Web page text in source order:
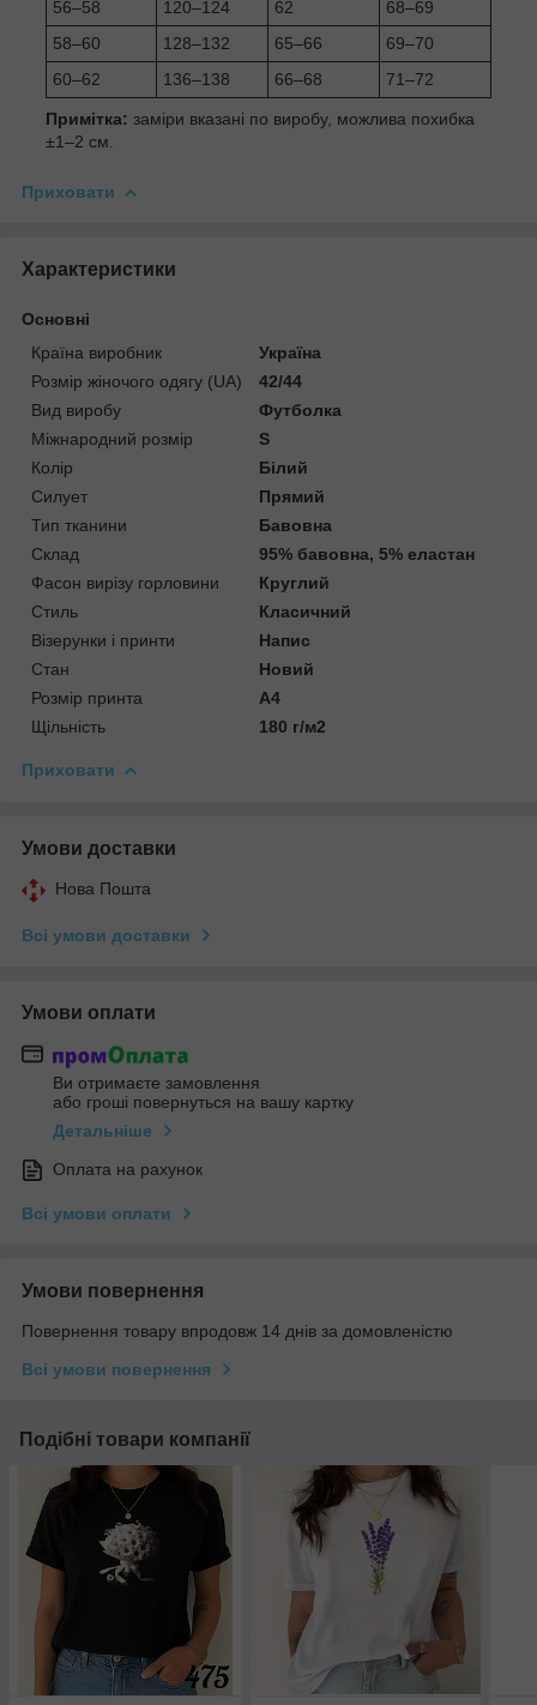
56–58 120–124 62
68–69
58–60
128–132 65–66
69–70
60–62
136–138 66–68 71–72
Примітка: заміри вказані по виробу, можлива похибка
±1–2 см.
Приховати
Характеристики
Основні
Країна виробник
Україна
Розмір жіночого одягу (UA)
42/44
Вид виробу
Футболка
Міжнародний розмір
S
Колір
Білий
Силует
Прямий
Тип тканини
Бавовна
Склад
95% бавовна, 5% еластан
Фасон вирізу горловини
Круглий
Стиль
Класичний
Візерунки і принти
Напис
Стан
Новий
Розмір принта
А4
Щільність
180 г/м2
Приховати
Умови доставки
Нова Пошта
Всі умови доставки
Умови оплати
Ви отримаєте замовлення
або гроші повернуться на вашу картку
Детальніше
Оплата на рахунок
Всі умови оплати
Умови повернення
Повернення товару впродовж 14 днів за домовленістю
Всі умови повернення
Подібні товари компанії